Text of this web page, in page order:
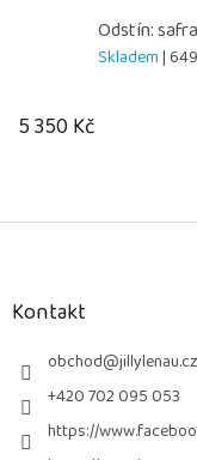
Odstín:
Skladem|
5 350 Kč
Z
Kontakt
obchod@jillylenau.cz
+420 702 095 053
https://